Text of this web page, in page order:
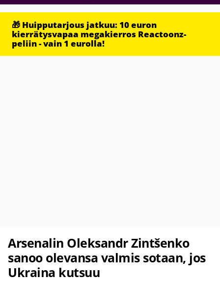
🎁 Huipputarjous jatkuu: 10 euron
kierrätysvapaa megakierros Reactoonz-
peliin - vain 1 eurolla!
Arsenalin Oleksandr Zintšenko
sanoo olevansa valmis sotaan, jos
Ukraina kutsuu